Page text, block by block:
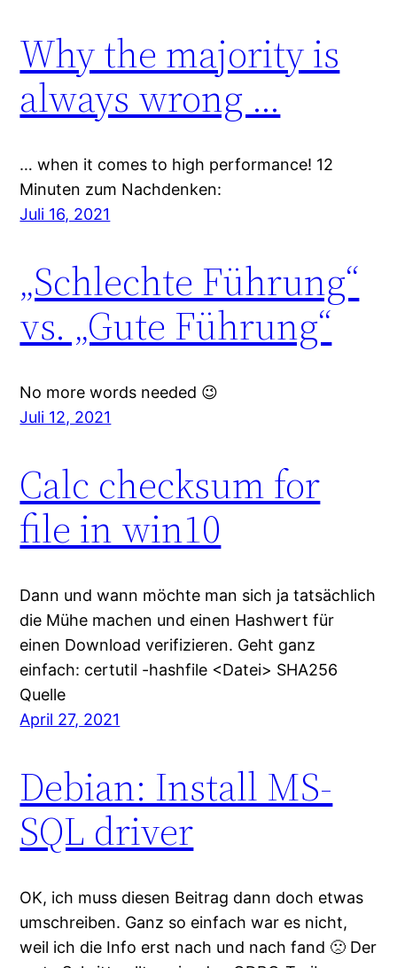
Why the majority is
always wrong …
… when it comes to high performance! 12
Minuten zum Nachdenken:
Juli 16, 2021
„Schlechte Führung“
vs. „Gute Führung“
No more words needed 😉
Juli 12, 2021
Calc checksum for
file in win10
Dann und wann möchte man sich ja tatsächlich
die Mühe machen und einen Hashwert für
einen Download verifizieren. Geht ganz
einfach: certutil -hashfile <Datei> SHA256
Quelle
April 27, 2021
Debian: Install MS-
SQL driver
OK, ich muss diesen Beitrag dann doch etwas
umschreiben. Ganz so einfach war es nicht,
weil ich die Info erst nach und nach fand 🙁 Der